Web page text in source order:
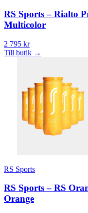
RS Sports – Rialto
Multicolor
2 795 kr
Till butik →
RS Sports
RS Sports – RS
Orange